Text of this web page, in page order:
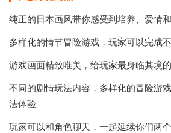
纯正的日本画风带你感受到培养、爱情
多样化的情节冒险游戏，玩家可以完成
游戏画面精致唯美，给玩家最身临其境
不同的剧情玩法内容，多样化的冒险游
法体验
玩家可以和角色聊天，一起延续你们两